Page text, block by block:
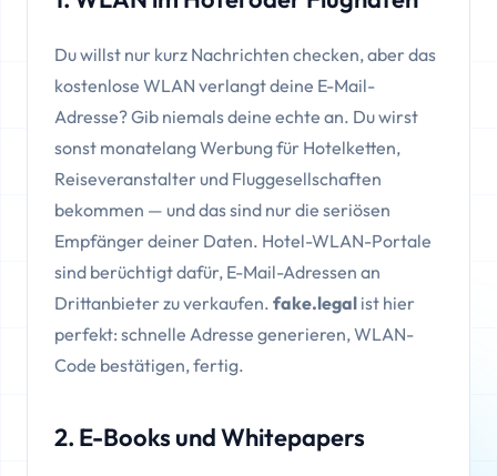
Du willst nur kurz Nachrichten checken, aber das
kostenlose WLAN verlangt deine E-Mail-
Adresse? Gib niemals deine echte an. Du wirst
sonst monatelang Werbung für Hotelketten,
Reiseveranstalter und Fluggesellschaften
bekommen — und das sind nur die seriösen
Empfänger deiner Daten. Hotel-WLAN-Portale
sind berüchtigt dafür, E-Mail-Adressen an
Drittanbieter zu verkaufen. fake.legal ist hier
perfekt: schnelle Adresse generieren, WLAN-
Code bestätigen, fertig.
2. E-Books und Whitepapers